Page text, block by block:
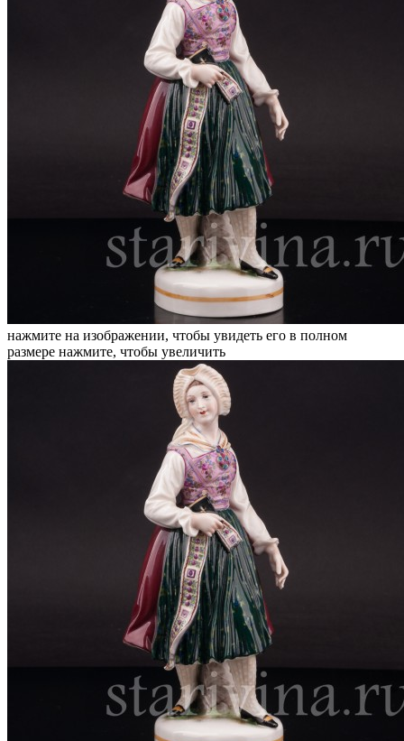
нажмите на изображении, чтобы увидеть его в полном
размере нажмите, чтобы увеличить